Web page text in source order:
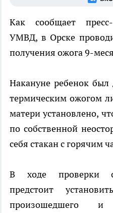
Как сообщает пресс-
УМВД, в Орске
получения ожога 9-
Накануне ребенок был
термическим ожогом
матери установлено,
по собственной
себя стакан с горячим
В ходе проверки
предстоит
произошедшего и